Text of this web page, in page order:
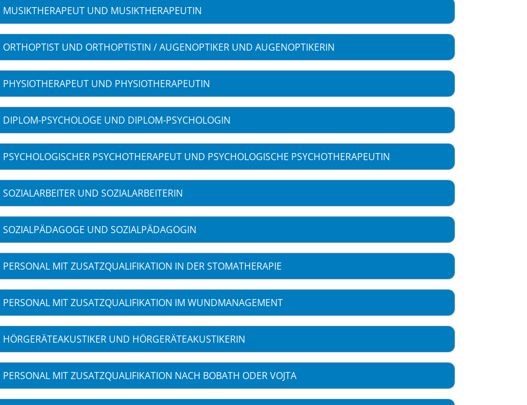
MUSIKTHERAPEUT UND MUSIKTHERAPEUTIN
ORTHOPTIST UND ORTHOPTISTIN / AUGENOPTIKER UND AUGENOPTIKERIN
PHYSIOTHERAPEUT UND PHYSIOTHERAPEUTIN
DIPLOM-PSYCHOLOGE UND DIPLOM-PSYCHOLOGIN
PSYCHOLOGISCHER PSYCHOTHERAPEUT UND PSYCHOLOGISCHE PSYCHOTHERAPEUTIN
SOZIALARBEITER UND SOZIALARBEITERIN
SOZIALPÄDAGOGE UND SOZIALPÄDAGOGIN
PERSONAL MIT ZUSATZQUALIFIKATION IN DER STOMATHERAPIE
PERSONAL MIT ZUSATZQUALIFIKATION IM WUNDMANAGEMENT
HÖRGERÄTEAKUSTIKER UND HÖRGERÄTEAKUSTIKERIN
PERSONAL MIT ZUSATZQUALIFIKATION NACH BOBATH ODER VOJTA